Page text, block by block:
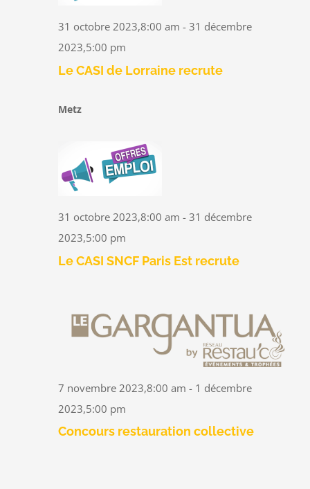
Le CASI de Lorraine recrute
31 octobre 2023,8:00 am -31 décembre
2023,5:00 pm
Metz
Le CASI SNCF Paris Est recrute
31 octobre 2023,8:00 am -31 décembre
2023,5:00 pm
Concours restauration collective
7 novembre 2023,8:00 am - 1 décembre
2023,5:00 pm